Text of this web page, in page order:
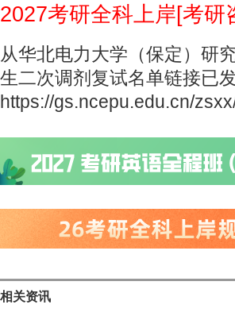
2027考研全科上岸[考研
从华北电力大学（保定）研
生二次调剂复试名单链接已
https://gs.ncepu.edu.cn/
相关资讯